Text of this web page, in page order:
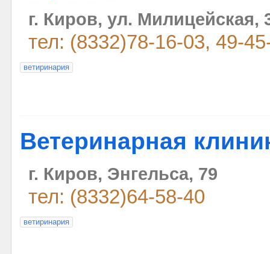
г. Киров, ул. Милицейская,
тел: (8332)78-16-03, 49-
ветиринария
Ветеринарная
г. Киров, Энгельса, 79
тел: (8332)64-58-40
ветиринария